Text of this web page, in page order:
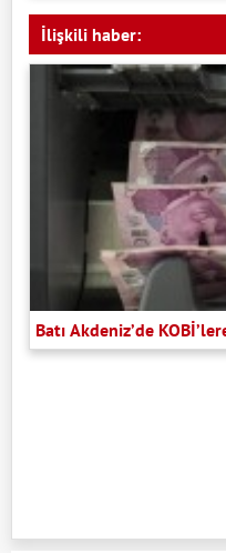
İlişkili haber:
Batı Akdeniz’de